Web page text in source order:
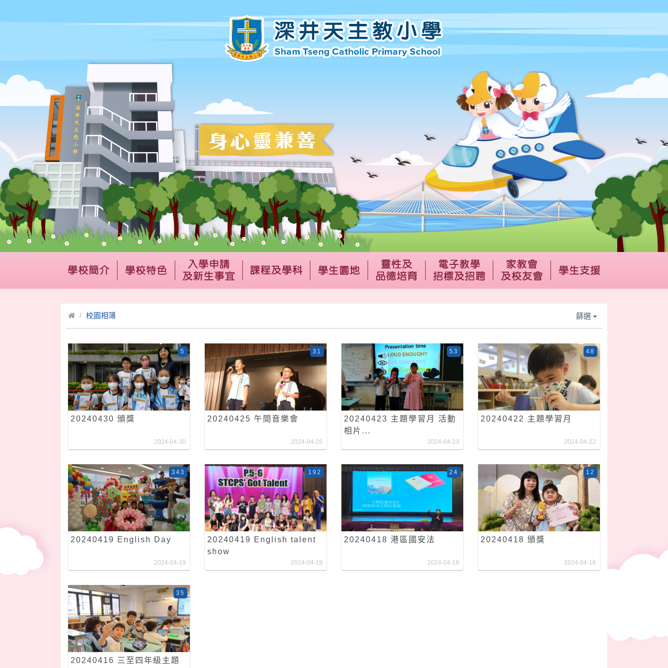
校園相簿 篩選
20240430 頒獎
5
2024-04-30
20240425 午間音樂會
31
2024-04-25
20240423 主題學習月 活動
相片...
53
2024-04-23
20240422 主題學習月
48
2024-04-22
20240419 English Day
343
2024-04-19
20240419 English talent
show
192
2024-04-19
20240418 港區國安法
24
2024-04-18
20240418 頒獎
12
2024-04-18
20240416 三至四年級主題
35